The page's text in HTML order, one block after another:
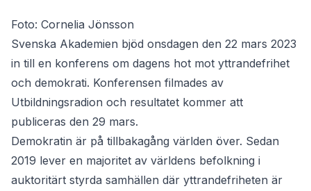
Foto: Cornelia Jönsson
Svenska Akademien bjöd onsdagen den 22 mars 2023
in till en konferens om dagens hot mot yttrandefrihet
och demokrati. Konferensen filmades av
Utbildningsradion och resultatet kommer att
publiceras den 29 mars.
Demokratin är på tillbakagång världen över. Sedan
2019 lever en majoritet av världens befolkning i
auktoritärt styrda samhällen där yttrandefriheten är